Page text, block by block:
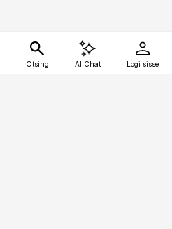
Otsing AI Chat Logi sisse